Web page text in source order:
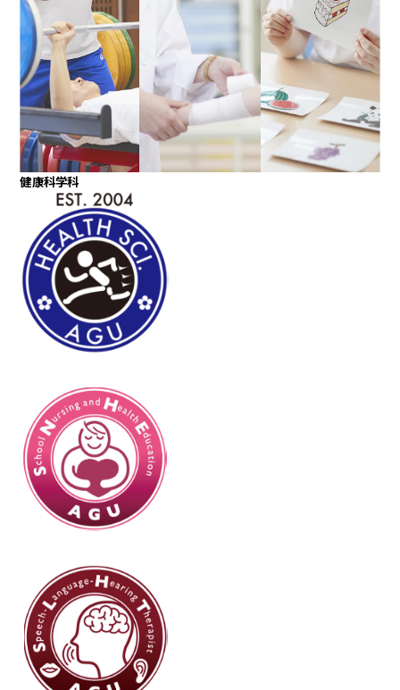
健康科学科